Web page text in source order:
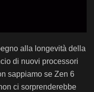
alla longevità della
di nuovi processori
sappiamo se Zen 6
ci sorprenderebbe